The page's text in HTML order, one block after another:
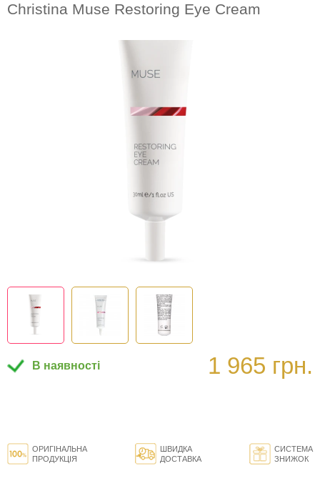
Christina Muse Restoring Eye Cream
В наявності 1 965 грн.
ОРИГІНАЛЬНА
ПРОДУКЦІЯ
ШВИДКА
ДОСТАВКА
СИСТЕМА
ЗНИЖОК